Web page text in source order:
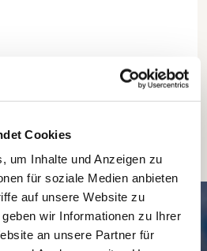
Cookies
um Inhalte und Anzeigen zu
für soziale Medien anbieten
auf unsere Website zu
wir Informationen zu Ihrer
an unsere Partner für
// NAVIGIERT